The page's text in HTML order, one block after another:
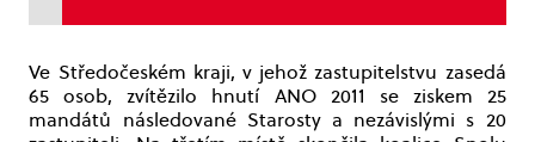
Ve Středočeském kraji, v jehož zastupitelstvu zasedá
65 osob, zvítězilo hnutí ANO 2011 se ziskem 25
mandátů následované Starosty a nezávislými s 20